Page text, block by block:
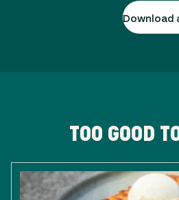
Download
TOO GOOD